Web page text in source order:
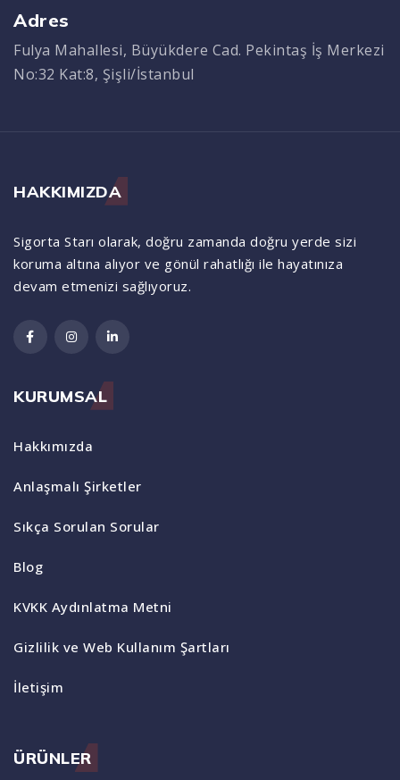
Adres
Fulya Mahallesi, Büyükdere Cad. Pekintaş İş Merkezi
No:32 Kat:8, Şişli/İstanbul
HAKKIMIZDA
Sigorta Starı olarak, doğru zamanda doğru yerde sizi
koruma altına alıyor ve gönül rahatlığı ile hayatınıza
devam etmenizi sağlıyoruz.
KURUMSAL
Hakkımızda
Anlaşmalı Şirketler
Sıkça Sorulan Sorular
Blog
KVKK Aydınlatma Metni
Gizlilik ve Web Kullanım Şartları
İletişim
ÜRÜNLER